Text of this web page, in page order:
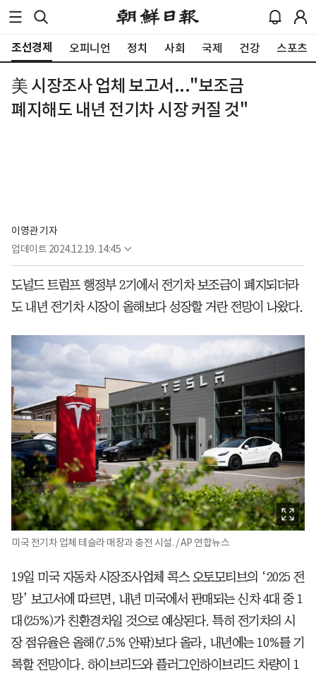
조선경제 오피니언 정치 사회 국제 건강 스포츠
美 시장조사 업체 보고서..."보조금
폐지해도 내년 전기차 시장 커질 것"
이영관 기자
업데이트 2024.12.19. 14:45
도널드 트럼프 행정부 2기에서 전기차 보조금이 폐지되더라
도 내년 전기차 시장이 올해보다 성장할 거란 전망이 나왔다.
미국 전기차 업체 테슬라 매장과 충전 시설. / AP 연합뉴스
19일 미국 자동차 시장조사업체 콕스 오토모티브의 ‘2025 전
망’ 보고서에 따르면, 내년 미국에서 판매되는 신차 4대 중 1
대(25%)가 친환경차일 것으로 예상된다. 특히 전기차의 시
장 점유율은 올해(7.5% 안팎)보다 올라, 내년에는 10%를 기
록할 전망이다. 하이브리드와 플러그인하이브리드 차량이 1